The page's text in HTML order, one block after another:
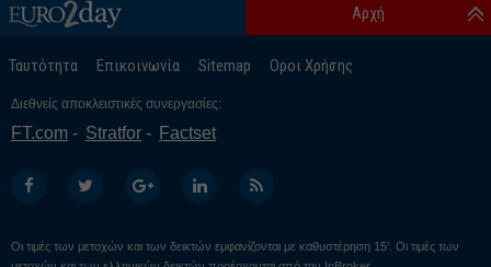
Ταυτότητα Επικοινωνία Sitemap Οροι Χρήσης
Αρχή
Διεθνείς αποκλειστικές συνεργασίες:
FT.com Stratfor Factset
Οι τιμές των μετοχών και των δεικτών εμφανίζονται με καθυστέρηση 15’. Οι τιμές των